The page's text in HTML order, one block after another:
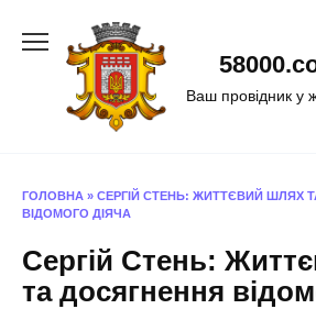
Ваш провідник у
ГОЛОВНА » СЕРГІЙ СТЕНЬ: ЖИТТЄВИЙ ШЛЯХ
ВІДОМОГО ДІЯЧА
Сергій Стень:
та досягнення